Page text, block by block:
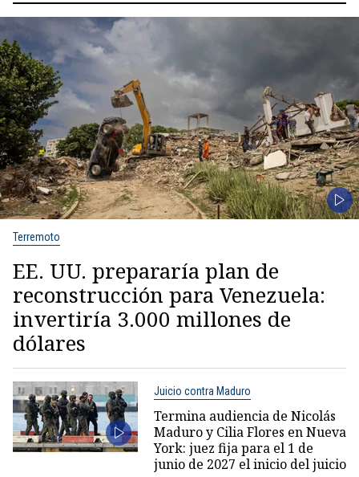
Terremoto
EE. UU. prepararía plan de
reconstrucción para Venezuela:
invertiría 3.000 millones de
dólares
Juicio contra Maduro
Termina audiencia de Nicolás
Maduro y Cilia Flores en Nueva
York: juez fija para el 1 de
junio de 2027 el inicio del juicio